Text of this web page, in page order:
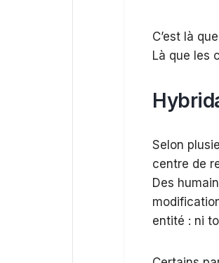
C’est là
Là que les
Selon
centre de
Des
entité : ni